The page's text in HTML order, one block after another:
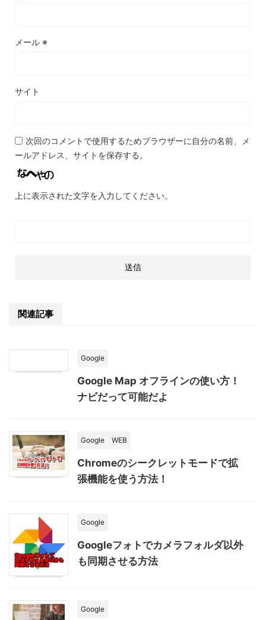
メール ※
サイト
次回のコメントで使用するためブラウザーに自分の名前、メ
ールアドレス、サイトを保存する。
上に表示された文字を入力してください。
関連記事
Google
Google Map オフラインの使い方！
ナビだって可能だよ
Google WEB
Chromeのシークレットモードで拡
張機能を使う方法！
Google
Googleフォトでカメラフォルダ以外
も同期させる方法
Google